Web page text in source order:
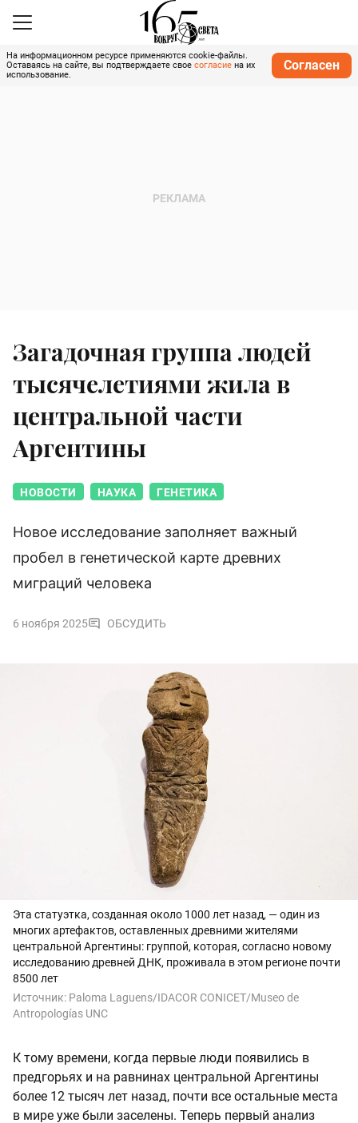
На информационном ресурсе применяются cookie-файлы.
Оставаясь на сайте, вы подтверждаете свое согласие на их
использование.
Согласен
Загадочная группа людей
тысячелетиями жила в
центральной части
Аргентины
НОВОСТИ НАУКА ГЕНЕТИКА
Новое исследование заполняет важный
пробел в генетической карте древних
миграций человека
6 ноября 2025 ОБСУДИТЬ
Эта статуэтка, созданная около 1000 лет назад, — один из
многих артефактов, оставленных древними жителями
центральной Аргентины: группой, которая, согласно новому
исследованию древней ДНК, проживала в этом регионе почти
8500 лет
Источник: Paloma Laguens/IDACOR CONICET/Museo de
Antropologías UNC
К тому времени, когда первые люди появились в
предгорьях и на равнинах центральной Аргентины
более 12 тысяч лет назад, почти все остальные места
в мире уже были заселены. Теперь первый анализ